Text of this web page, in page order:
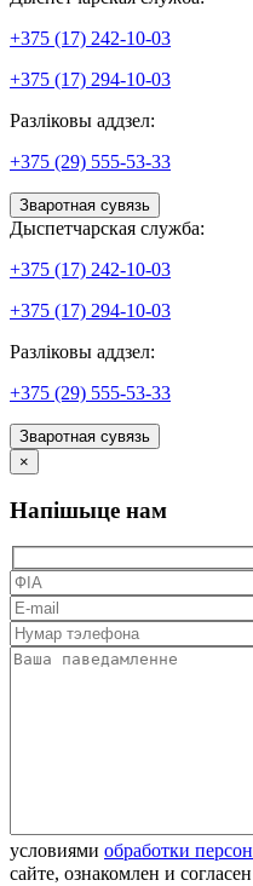
+375 (17) 242-10-03
+375 (17) 294-10-03
Разліковы аддзел:
+375 (29) 555-53-33
Зваротная сувязь
Дыспетчарская служба:
+375 (17) 242-10-03
+375 (17) 294-10-03
Разліковы аддзел:
+375 (29) 555-53-33
Зваротная сувязь
×
Напішыце нам
условиями обработки
сайте, ознакомлен и согласен